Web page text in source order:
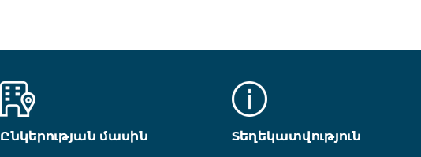
Ընկերության մասին Տեղեկատվություն